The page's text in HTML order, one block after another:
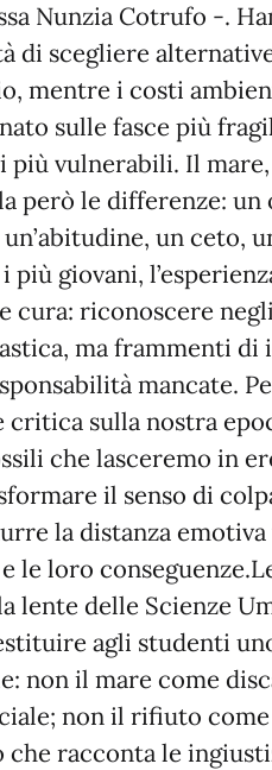
Nunzia Cotrufo -.
di scegliere
mentre i costi
sulle fasce più
vulnerabili. Il
però le differenze:
un ceto,
più giovani,
cura: riconoscere
ma frammenti di
mancate.
critica sulla nostra
che lasceremo in
il senso di
la distanza
le loro
lente delle Scienze
agli studenti
non il mare come
non il rifiuto
che racconta le